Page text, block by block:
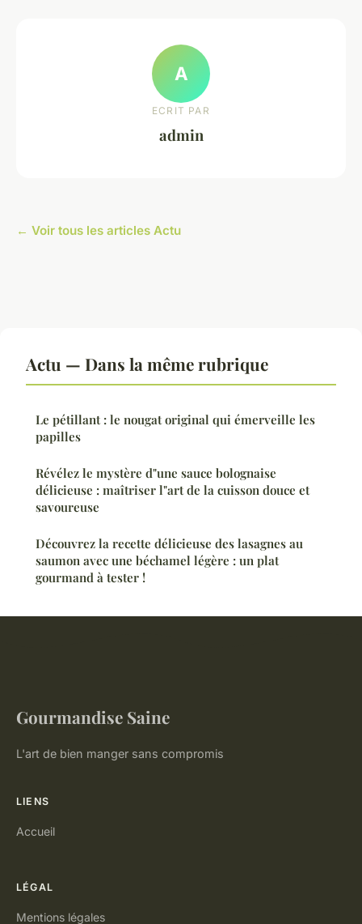
A
ECRIT PAR
admin
← Voir tous les articles Actu
Actu — Dans la même rubrique
Le pétillant : le nougat original qui émerveille les
papilles
Révélez le mystère d"une sauce bolognaise
délicieuse : maîtriser l"art de la cuisson douce et
savoureuse
Découvrez la recette délicieuse des lasagnes au
saumon avec une béchamel légère : un plat
gourmand à tester !
Gourmandise Saine
L'art de bien manger sans compromis
LIENS
Accueil
LÉGAL
Mentions légales